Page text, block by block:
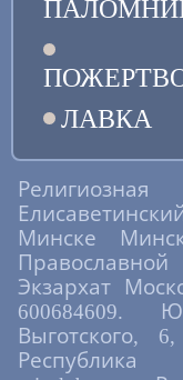
ЛАВКА
Минске
Экзархат
600684609.
Выготского,
Республика